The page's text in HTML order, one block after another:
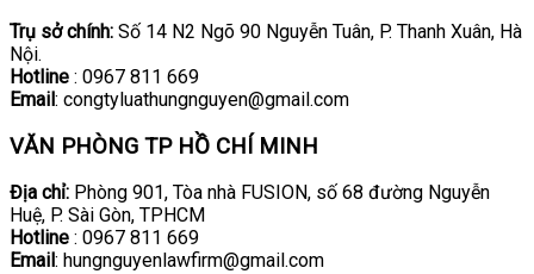
Trụ sở chính: Số 14 N2 Ngõ 90 Nguyễn Tuân, P. Thanh Xuân, Hà
Nội.
Hotline : 0967 811 669
Email: congtyluathungnguyen@gmail.com
VĂN PHÒNG TP HỒ CHÍ MINH
Địa chỉ: Phòng 901, Tòa nhà FUSION, số 68 đường Nguyễn
Huệ, P. Sài Gòn, TPHCM
Hotline : 0967 811 669
Email : hungnguyenlawfirm@gmail.com